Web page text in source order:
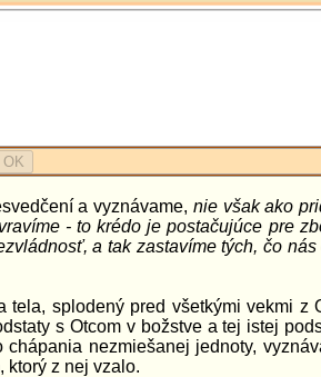
OK
a vyznávame, nie však ako
- to krédo je postačujúce pre
a tak zastavíme tých, čo
splodený pred všetkými vekmi z
s Otcom v božstve a tej istej
nezmiešanej jednoty,
ktorý z nej vzalo.